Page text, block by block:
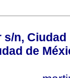
n, Ciudad
de